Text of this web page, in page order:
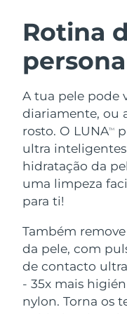
Rotina
A tua pele pode
diariamente, ou
rosto. O LUNATM
ultra inteligentes
hidratação da
uma limpeza
para ti!
Também
da pele, com
de contacto
- 35x mais
nylon. Torna os
Anti-
For
Hidratação
UFO™
Near-
device
issa™
Smart
TRATAMENTO
FAQ™
Áustria
Barein
Bélgica
Bermudas
Bósnia e
Herzegovina
Brunei
Bulgária
Canadá
Chile